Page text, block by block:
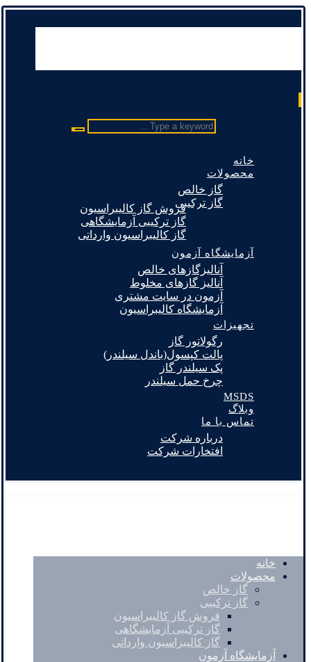
خانه
محصولات
گاز خالص
گاز ترکیبیفروش گاز کالیبراسیون
گاز ترکیبی آزمایشگاهی
گاز کالیبراسیون وارداتی
آزمایشگاه آزمون
آنالیزگازهای خالص
آنالیز گازهای مخلوط
آزمون در سایت مشتری
آزمایشگاه کالیبراسیون
تجهیزات
رگولاتور گاز
پالت کپسول(باندل سیلندر)
پک سیلندر گاز
چرخ حمل سیلندر
MSDS
وبلاگ
تماس با ما
درباره شرکت
افتخارات شرکت
خانه
محصولات
گاز خالص
گاز ترکیبی
فروش گاز کالیبراسیون
گاز ترکیبی آزمایشگاهی
گاز کالیبراسیون وارداتی
آزمایشگاه آزمون